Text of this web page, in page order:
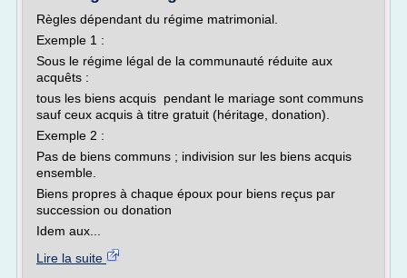
Règles dépendant du régime matrimonial.
Exemple 1 :
Sous le régime légal de la communauté réduite aux
acquêts :
tous les biens acquis pendant le mariage sont communs
sauf ceux acquis à titre gratuit (héritage, donation).
Exemple 2 :
Pas de biens communs ; indivision sur les biens acquis
ensemble.
Biens propres à chaque époux pour biens reçus par
succession ou donation
Idem aux...
Lire la suite